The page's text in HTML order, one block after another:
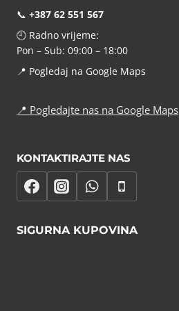
📞 +387 62 551 567
🕘 Radno vrijeme:
Pon – Sub: 09:00 – 18:00
📍 Pogledaj na Google Maps
📍 Pogledajte nas na Google Maps
KONTAKTIRAJTE NAS
SIGURNA KUPOVINA